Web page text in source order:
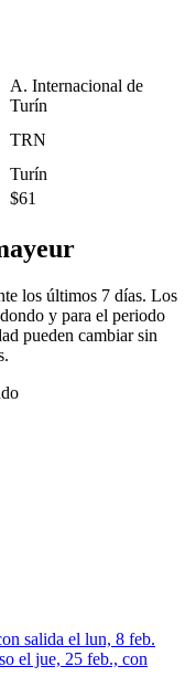
A. Internacional de
Turín
TRN
Turín
$61
los últimos 7 días. Los
y para el periodo
pueden cambiar sin
salida el lun, 8 feb.
el jue, 25 feb., con